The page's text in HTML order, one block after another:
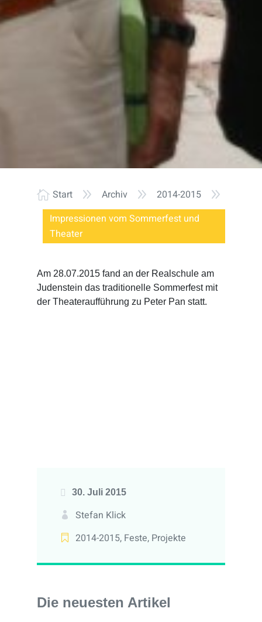
 Start 9 Archiv 9 2014-2015 9
Impressionen vom Sommerfest und
Theater
Am 28.07.2015 fand an der Realschule am
Judenstein das traditionelle Sommerfest mit
der Theateraufführung zu Peter Pan statt.
30. Juli 2015
Stefan Klick
2014-2015, Feste, Projekte
Die neuesten Artikel